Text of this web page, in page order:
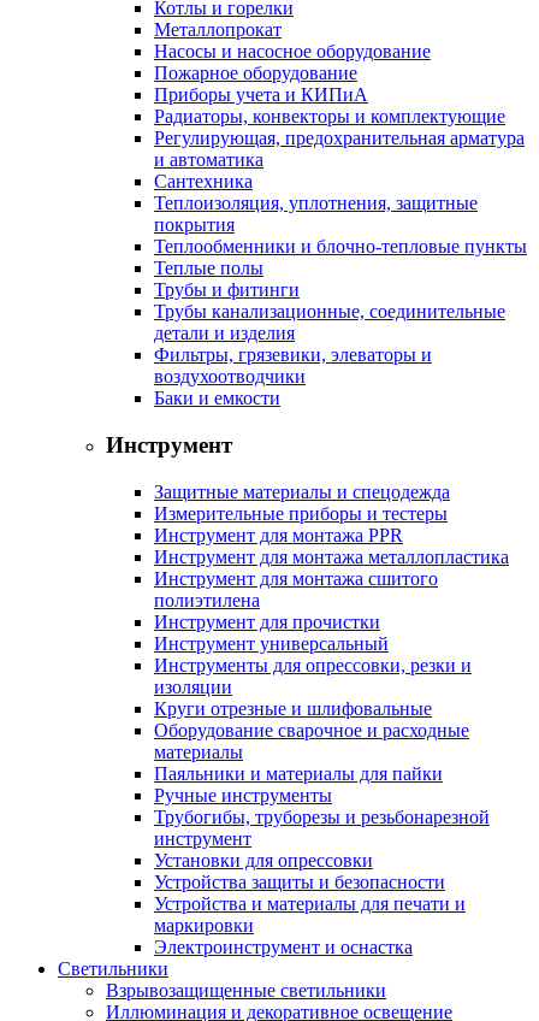
Котлы и горелки
Металлопрокат
Насосы и насосное оборудование
Пожарное оборудование
Приборы учета и КИПиА
Радиаторы, конвекторы и комплектующие
Регулирующая, предохранительная арматура
и автоматика
Сантехника
Теплоизоляция, уплотнения, защитные
покрытия
Теплообменники и блочно-тепловые пункты
Теплые полы
Трубы и фитинги
Трубы канализационные, соединительные
детали и изделия
Фильтры, грязевики, элеваторы и
воздухоотводчики
Баки и емкости
Инструмент
Защитные материалы и спецодежда
Измерительные приборы и тестеры
Инструмент для монтажа PPR
Инструмент для монтажа металлопластика
Инструмент для монтажа сшитого
полиэтилена
Инструмент для прочистки
Инструмент универсальный
Инструменты для опрессовки, резки и
изоляции
Круги отрезные и шлифовальные
Оборудование сварочное и расходные
материалы
Паяльники и материалы для пайки
Ручные инструменты
Трубогибы, труборезы и резьбонарезной
инструмент
Установки для опрессовки
Устройства защиты и безопасности
Устройства и материалы для печати и
маркировки
Электроинструмент и оснастка
Светильники
Взрывозащищенные светильники
Иллюминация и декоративное освещение